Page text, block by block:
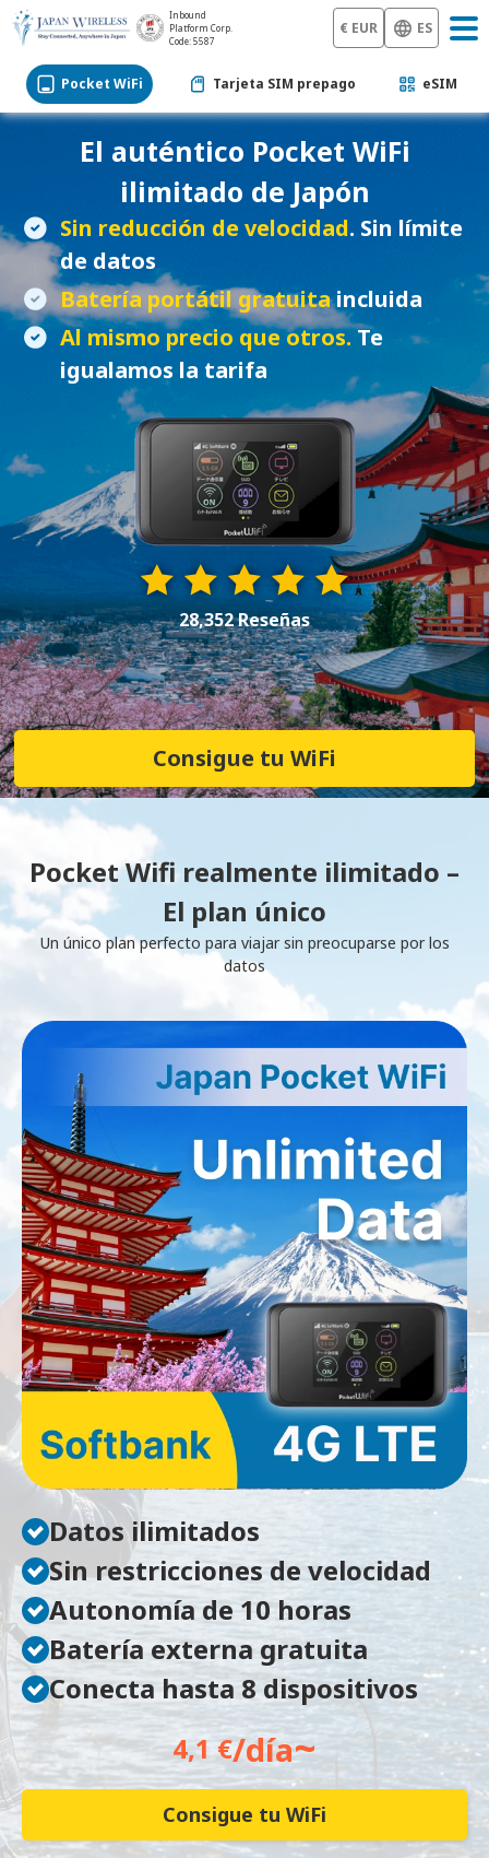
Inbound
Platform Corp.
Code: 5587
€ EUR ES
Pocket WiFi Tarjeta SIM prepago eSIM
El auténtico Pocket WiFi
ilimitado de Japón
Sin reducción de velocidad. Sin límite
de datos
Batería portátil gratuitaincluida
Al mismo precio que otros.Te
igualamos la tarifa
28,352 Reseñas
Consigue tu WiFi
Pocket Wifi realmente ilimitado –
El plan único
Un único plan perfecto para viajar sin preocuparse por los
datos
Datos ilimitados
Sin restricciones de velocidad
Autonomía de 10 horas
Batería externa gratuita
Conecta hasta 8 dispositivos
4,1 €/día~
Consigue tu WiFi